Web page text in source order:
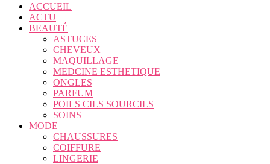
ACCUEIL
ACTU
BEAUTÉ
ASTUCES
CHEVEUX
MAQUILLAGE
MEDCINE ESTHETIQUE
ONGLES
PARFUM
POILS CILS SOURCILS
SOINS
MODE
CHAUSSURES
COIFFURE
LINGERIE